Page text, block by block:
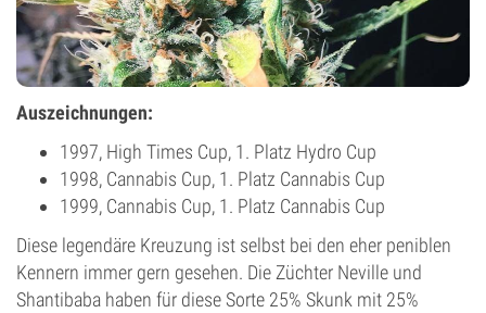
Auszeichnungen:
1997, High Times Cup, 1. Platz Hydro Cup
1998, Cannabis Cup, 1. Platz Cannabis Cup
1999, Cannabis Cup, 1. Platz Cannabis Cup
Diese legendäre Kreuzung ist selbst bei den eher peniblen
Kennern immer gern gesehen. Die Züchter Neville und
Shantibaba haben für diese Sorte 25% Skunk mit 25%